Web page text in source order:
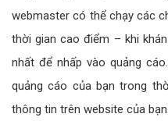
webmaster có thể chạy các
thời gian cao điểm – khi
nhất để nhấp vào quảng
quảng cáo của bạn trong
thông tin trên website của bạn.